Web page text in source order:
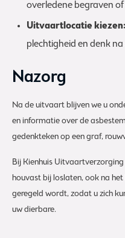
overledene begraven
Uitvaartlocatie kiezen:
plechtigheid en denk
Nazorg
Na de uitvaart blijven we u
en informatie over de
gedenkteken op een graf,
Bij Kienhuis
houvast bij loslaten, ook na
geregeld wordt, zodat u zich
uw dierbare.